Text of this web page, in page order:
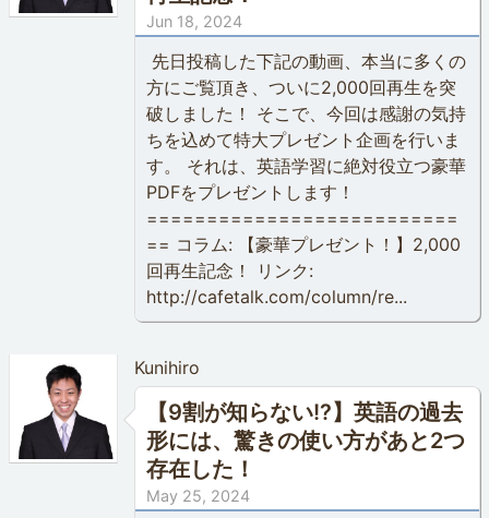
Jun 18, 2024
先日投稿した下記の動画、本当に多くの
方にご覧頂き、ついに2,000回再生を突
破しました！ そこで、今回は感謝の気持
ちを込めて特大プレゼント企画を行いま
す。 それは、英語学習に絶対役立つ豪華
PDFをプレゼントします！
==========================
== コラム: 【豪華プレゼント！】2,000
回再生記念！ リンク:
http://cafetalk.com/column/re...
Kunihiro
【9割が知らない!?】英語の過去
形には、驚きの使い方があと2つ
存在した！
May 25, 2024